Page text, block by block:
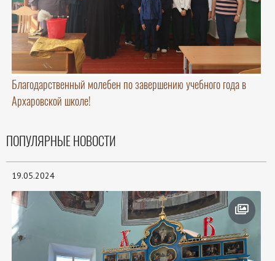
Благодарственный молебен по завершению учебного года в
Архаровской школе!
ПОПУЛЯРНЫЕ НОВОСТИ
19.05.2024